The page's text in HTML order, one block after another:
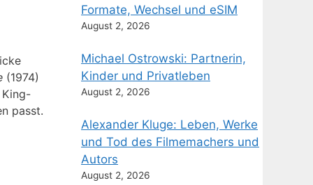
(1974)
passt.
Formate, Wechsel und eSIM
August 2, 2026
Michael Ostrowski: Partnerin,
Kinder und Privatleben
August 2, 2026
Alexander Kluge: Leben, Werke
und Tod des Filmemachers und
Autors
August 2, 2026